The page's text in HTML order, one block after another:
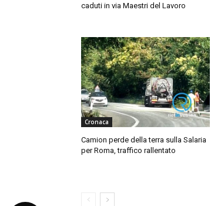
caduti in via Maestri del Lavoro
Cronaca
Camion perde della terra sulla Salaria
per Roma, traffico rallentato